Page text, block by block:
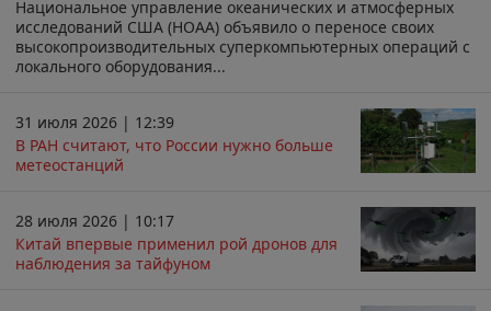
Национальное управление океанических и атмосферных
исследований США (НОАА) объявило о переносе своих
высокопроизводительных суперкомпьютерных операций с
локального оборудования...
31 июля 2026 | 12:39
В РАН считают, что России нужно больше
метеостанций
28 июля 2026 | 10:17
Китай впервые применил рой дронов для
наблюдения за тайфуном